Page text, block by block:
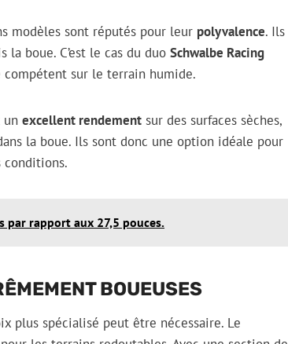
modèles sont réputés pour leur polyvalence. Ils
boue. C’est le cas du duo Schwalbe Racing
sur le terrain humide.
un excellent rendement sur des surfaces sèches,
la boue. Ils sont donc une option idéale pour
conditions.
par rapport aux 27,5 pouces.
BOUEUSES
plus spécialisé peut être nécessaire. Le